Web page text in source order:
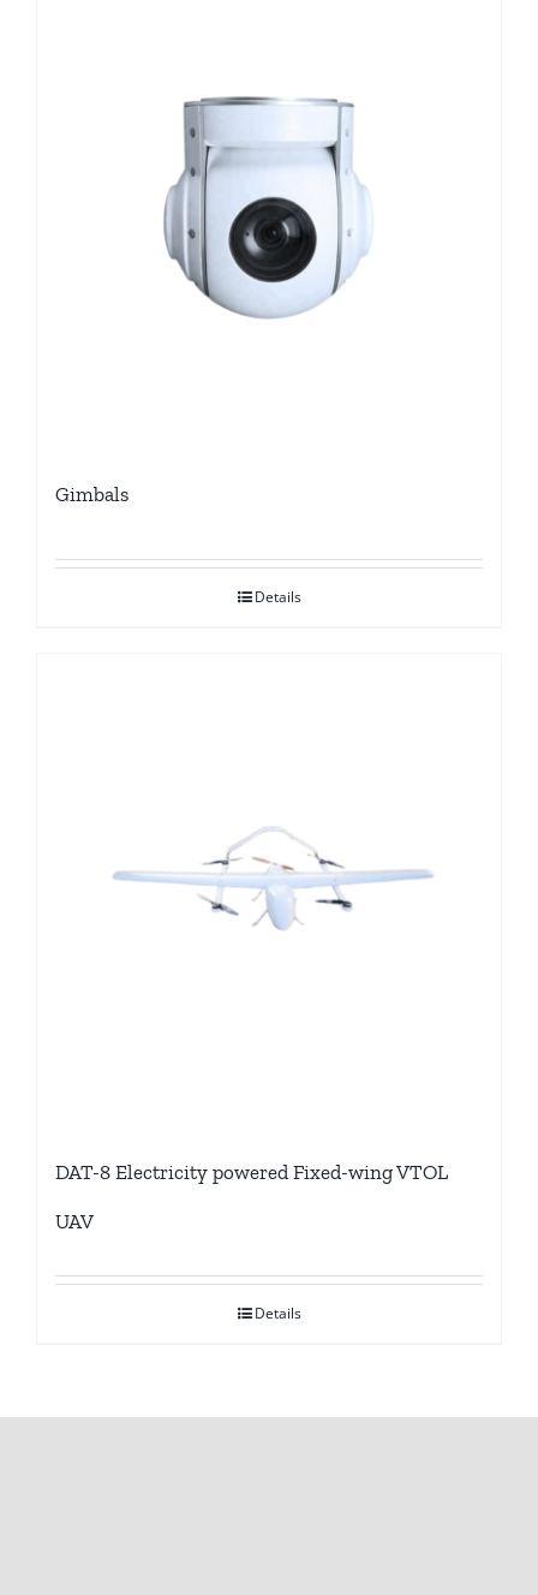
Gimbals
Details
DAT-8 Electricity powered Fixed-wing VTOL
UAV
Details